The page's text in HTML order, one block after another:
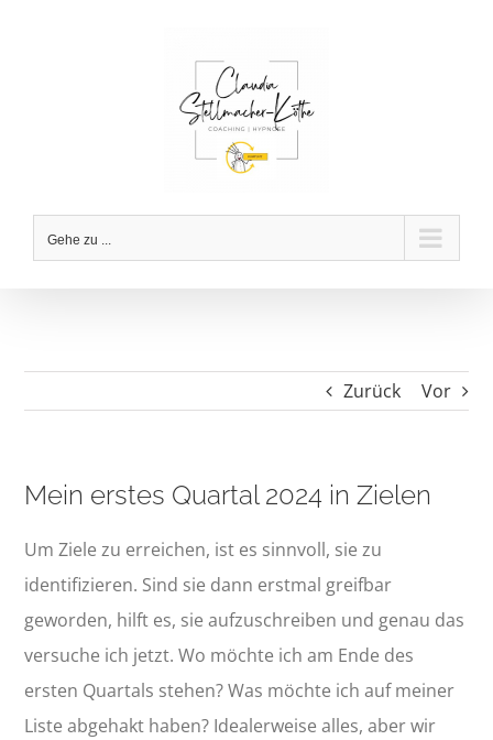
Gehe zu ...
Zurück Vor
Mein erstes Quartal 2024 in Zielen
Um Ziele zu erreichen, ist es sinnvoll, sie zu
identifizieren. Sind sie dann erstmal greifbar
geworden, hilft es, sie aufzuschreiben und genau das
versuche ich jetzt. Wo möchte ich am Ende des
ersten Quartals stehen? Was möchte ich auf meiner
Liste abgehakt haben? Idealerweise alles, aber wir